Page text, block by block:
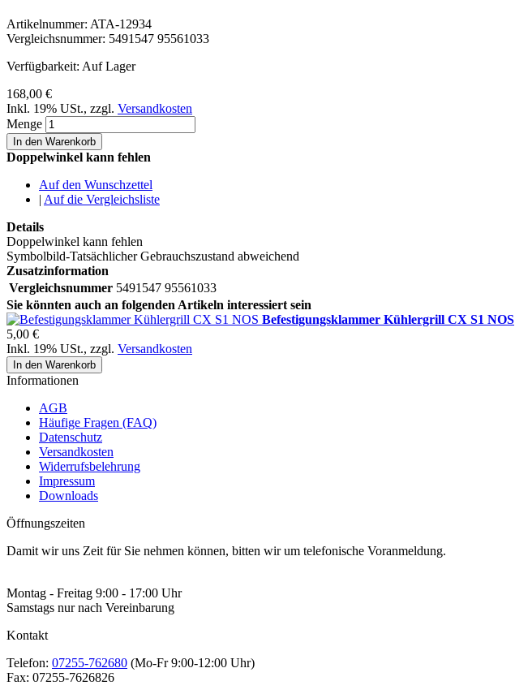
Artikelnummer: ATA-12934
Vergleichsnummer: 5491547 95561033
Verfügbarkeit: Auf Lager
168,00 €
Inkl. 19% USt., zzgl. Versandkosten
Menge
In den Warenkorb
Doppelwinkel kann fehlen
Auf den Wunschzettel
| Auf die Vergleichsliste
Details
Doppelwinkel kann fehlen
Symbolbild-Tatsächlicher Gebrauchszustand abweichend
Zusatzinformation
Vergleichsnummer 5491547 95561033
Sie könnten auch an folgenden Artikeln interessiert sein
Befestigungsklammer Kühlergrill CX S1 NOS
5,00 €
Inkl. 19% USt., zzgl. Versandkosten
In den Warenkorb
Informationen
AGB
Häufige Fragen (FAQ)
Datenschutz
Versandkosten
Widerrufsbelehrung
Impressum
Downloads
Öffnungszeiten
Damit wir uns Zeit für Sie nehmen können, bitten wir um telefonische Voranmeldung.
Montag - Freitag 9:00 - 17:00 Uhr
Samstags nur nach Vereinbarung
Kontakt
Telefon: 07255-762680 (Mo-Fr 9:00-12:00 Uhr)
Fax: 07255-7626826